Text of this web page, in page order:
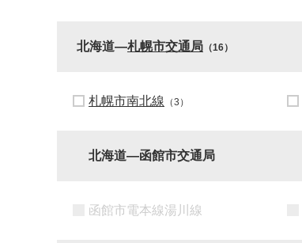
北海道―札幌市交通局 （16）
札幌市南北線 （3）
北海道―函館市交通局
函館市電本線湯川線